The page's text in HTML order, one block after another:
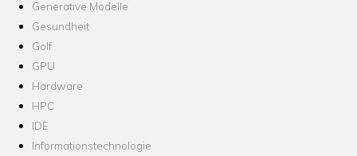
Generative Modelle
Gesundheit
Golf
GPU
Hardware
HPC
IDE
Informationstechnologie